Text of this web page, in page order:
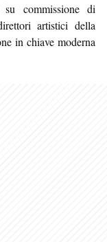
commissione di
artistici della
in chiave moderna